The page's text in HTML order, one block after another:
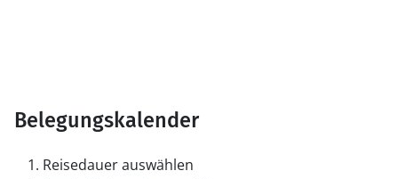
Belegungskalender
Reisedauer auswählen